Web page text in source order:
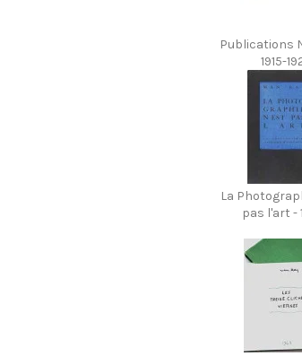
Publications
1915-
La
pas l'art -